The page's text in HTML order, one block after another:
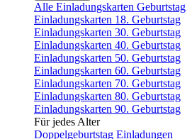
Alle Einladungskarten Geburtstag
Einladungskarten 18. Geburtstag
Einladungskarten 30. Geburtstag
Einladungskarten 40. Geburtstag
Einladungskarten 50. Geburtstag
Einladungskarten 60. Geburtstag
Einladungskarten 70. Geburtstag
Einladungskarten 80. Geburtstag
Einladungskarten 90. Geburtstag
Für jedes Alter
Doppelgeburtstag Einladungen